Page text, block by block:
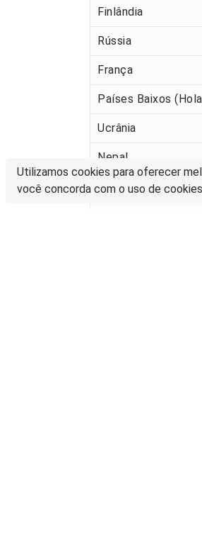
Utilizamos cookies para oferecer
você concorda com o uso de
Finlândia
Rússia
França
Países Baixos
Ucrânia
Nepal
Colômbia